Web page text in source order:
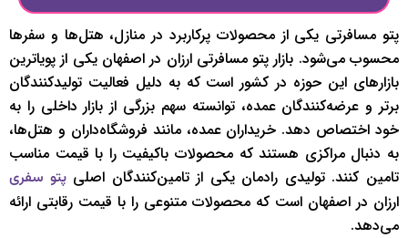
پتو مسافرتی یکی از محصولات پرکاربرد در منازل، هتل‌ها و سفرها
محسوب می‌شود. بازار پتو مسافرتی ارزان در اصفهان یکی از پویاترین
بازارهای این حوزه در کشور است که به دلیل فعالیت تولیدکنندگان
برتر و عرضه‌کنندگان عمده، توانسته سهم بزرگی از بازار داخلی را به
خود اختصاص دهد. خریداران عمده، مانند فروشگاه‌داران و هتل‌ها،
به دنبال مراکزی هستند که محصولات باکیفیت را با قیمت مناسب
تامین کنند. تولیدی رادمان یکی از تامین‌کنندگان اصلیپتو سفری
ارزان در اصفهان است که محصولات متنوعی را با قیمت رقابتی ارائه
می‌دهد.